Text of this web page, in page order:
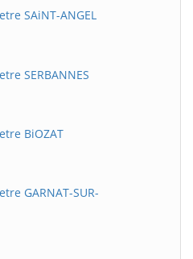
SAiNT-ANGEL
SERBANNES
BiOZAT
GARNAT-SUR-